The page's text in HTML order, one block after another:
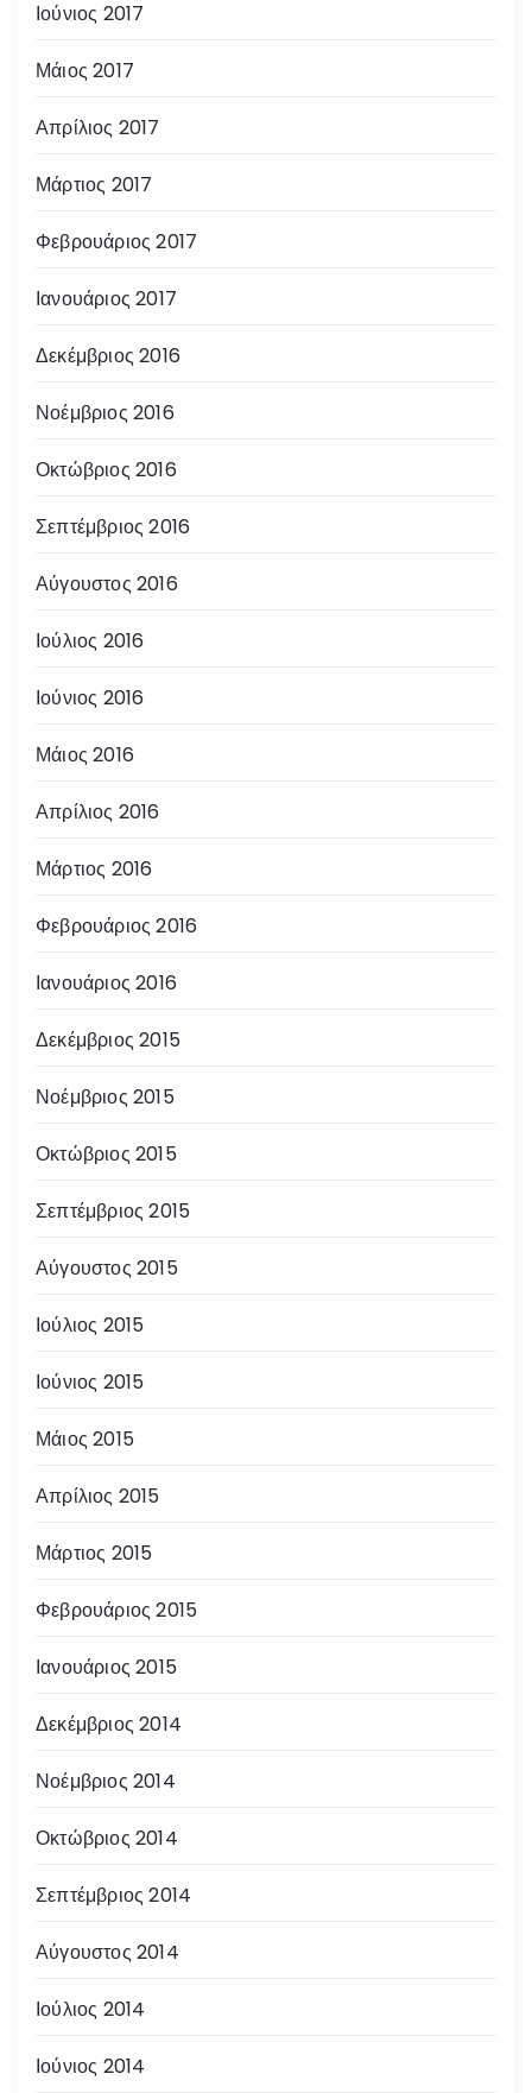
Ιούνιος 2017
Μάιος 2017
Απρίλιος 2017
Μάρτιος 2017
Φεβρουάριος 2017
Ιανουάριος 2017
Δεκέμβριος 2016
Νοέμβριος 2016
Οκτώβριος 2016
Σεπτέμβριος 2016
Αύγουστος 2016
Ιούλιος 2016
Ιούνιος 2016
Μάιος 2016
Απρίλιος 2016
Μάρτιος 2016
Φεβρουάριος 2016
Ιανουάριος 2016
Δεκέμβριος 2015
Νοέμβριος 2015
Οκτώβριος 2015
Σεπτέμβριος 2015
Αύγουστος 2015
Ιούλιος 2015
Ιούνιος 2015
Μάιος 2015
Απρίλιος 2015
Μάρτιος 2015
Φεβρουάριος 2015
Ιανουάριος 2015
Δεκέμβριος 2014
Νοέμβριος 2014
Οκτώβριος 2014
Σεπτέμβριος 2014
Αύγουστος 2014
Ιούλιος 2014
Ιούνιος 2014